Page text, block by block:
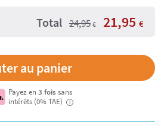
Total 24,95 € 21,95 €
Payez en 3 fois sans
intérêts (0% TAE)
i